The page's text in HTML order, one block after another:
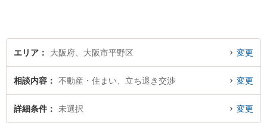
エリア 大阪府、大阪市平野区 変更
相談内容 不動産・住まい、立ち退き交渉 変更
詳細条件 未選択 変更